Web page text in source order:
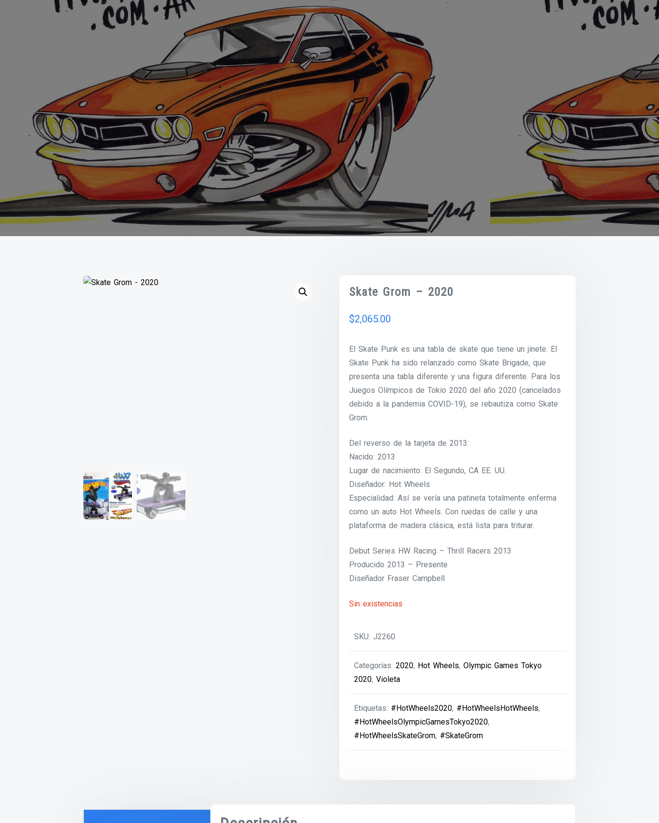
Skate Grom – 2020
$2,065.00
El Skate Punk es una tabla de skate que tiene un jinete. El
Skate Punk ha sido relanzado como Skate Brigade, que
presenta una tabla diferente y una figura diferente. Para los
Juegos Olímpicos de Tokio 2020 del año 2020 (cancelados
debido a la pandemia COVID-19), se rebautiza como Skate
Grom.
Del reverso de la tarjeta de 2013:
Nacido: 2013
Lugar de nacimiento: El Segundo, CA EE. UU.
Diseñador: Hot Wheels
Especialidad: Así se vería una patineta totalmente enferma
como un auto Hot Wheels. Con ruedas de calle y una
plataforma de madera clásica, está lista para triturar.
Debut Series HW Racing – Thrill Racers 2013
Producido 2013 – Presente
Diseñador Fraser Campbell
Sin existencias
SKU:J2260
Categorías:2020, Hot Wheels,Olympic Games Tokyo
2020,Violeta
Etiquetas: #HotWheels2020, #HotWheelsHotWheels,
#HotWheelsOlympicGamesTokyo2020,
#HotWheelsSkateGrom, #SkateGrom